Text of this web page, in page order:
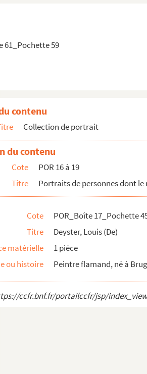
61_Pochette 59
de)
contenu
Collection de portrait
du contenu
Cote
POR 16 à 19
Titre
Portraits de personnes dont
Cote
POR_Boîte 17_Pochette
Titre
Deyster, Louis (De)
matérielle
1 pièce
ou histoire
Peintre flamand, né à
ccfr.bnf.fr/portailccfr/jsp/